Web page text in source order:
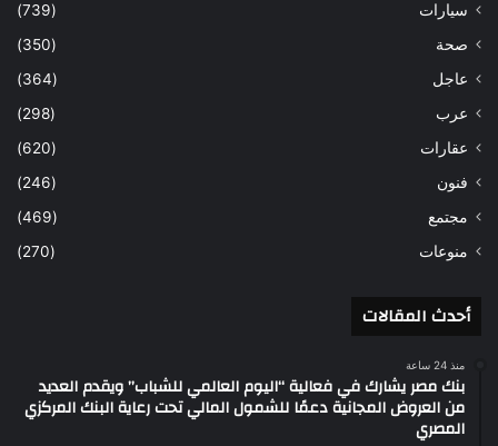
سيارات
(739)
صحة
(350)
عاجل
(364)
عرب
(298)
عقارات
(620)
فنون
(246)
مجتمع
(469)
منوعات
(270)
أحدث المقالات
منذ 24 ساعة
بنك مصر يشارك في فعالية “اليوم العالمي للشباب” ويقدم العديد
من العروض المجانية دعمًا للشمول المالي تحت رعاية البنك المركزي
المصري